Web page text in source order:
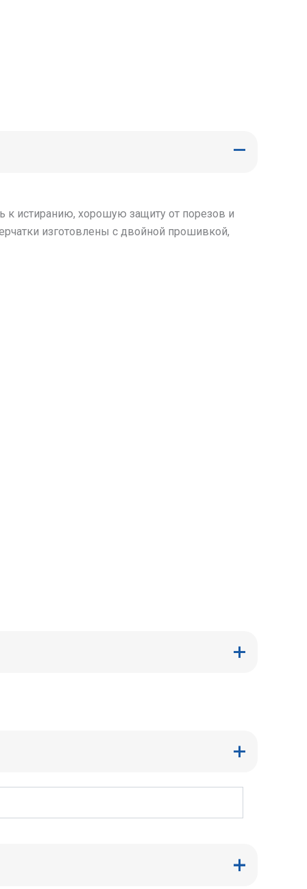
к истиранию, хорошую защиту от порезов и
изготовлены с двойной прошивкой,